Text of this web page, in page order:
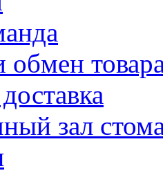
обмен
зал